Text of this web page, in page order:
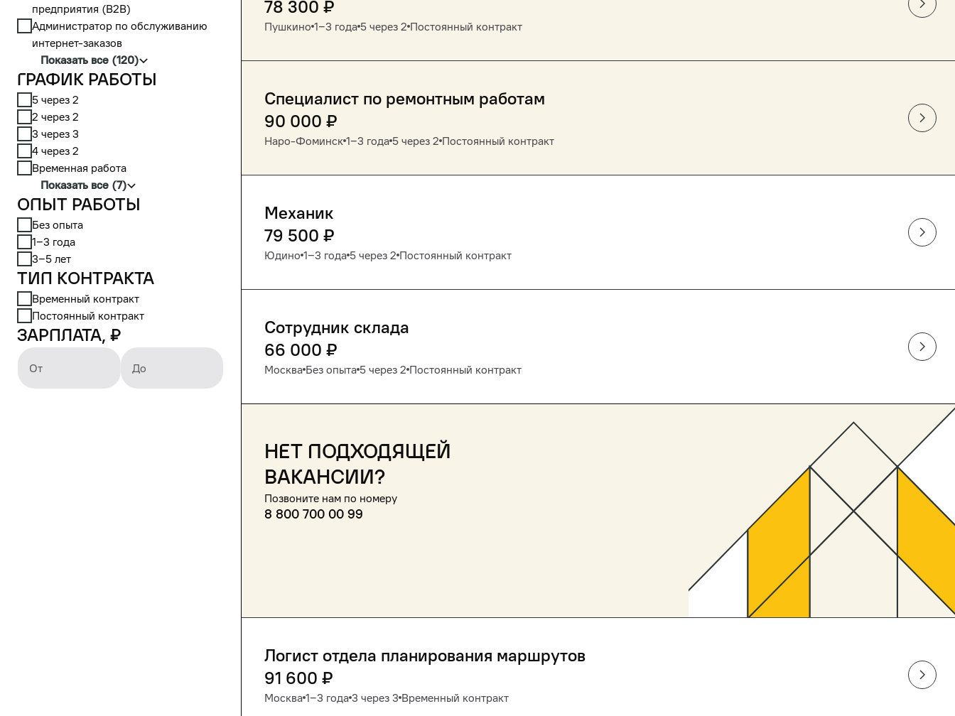
предприятия (В2В)
Администратор по обслуживанию
интернет-заказов
Показать все (120)
График работы
5 через 2
2 через 2
3 через 3
4 через 2
Временная работа
Показать все (7)
Опыт работы
Без опыта
1‒3 года
3‒5 лет
Тип контракта
Временный контракт
Постоянный контракт
Зарплата, ₽
От До
78 300 ₽
Пушкино 1‒3 года 5 через 2 Постоянный контракт
Специалист по ремонтным работам
90 000 ₽
Наро-Фоминск 1‒3 года 5 через 2 Постоянный контракт
Механик
79 500 ₽
Юдино 1‒3 года 5 через 2 Постоянный контракт
Сотрудник склада
66 000 ₽
Москва Без опыта 5 через 2 Постоянный контракт
Нет подходящей
вакансии?
Позвоните нам по номеру
8 800 700 00 99
Логист отдела планирования маршрутов
91 600 ₽
Москва 1‒3 года 3 через 3 Временный контракт